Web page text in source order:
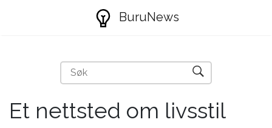
BuruNews
Et nettsted om livsstil